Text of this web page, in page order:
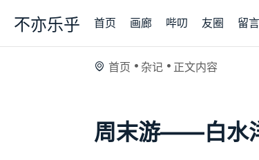
不亦乐乎 首页 画廊 哔叨 友圈 留言
首页 杂记 正文内容
周末游——白水